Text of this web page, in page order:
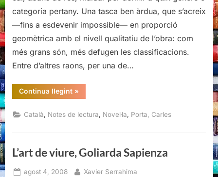
categoria pertany. Una tasca ben àrdua, que s’acreix
—fins a esdevenir impossible— en proporció
geomètrica amb el nivell qualitatiu de l’obra: com
més grans són, més defugen les classificacions.
Entre d’altres raons, per una de…
Continua llegint“Fago,
Carles
La
Campana,
»
Català Notes de lectura Novel·la Porta, Carles
L’art de viure, Goliarda Sapienza
Posted
agost 4, 2008 By
Xavier Serrahima